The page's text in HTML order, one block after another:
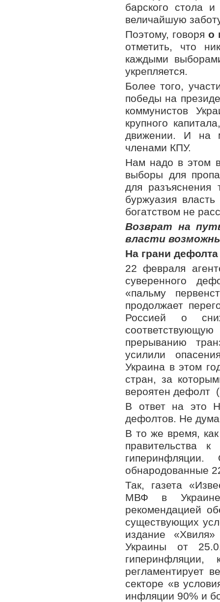
барского стола
величайшую
Поэтому, говоря о
отметить, что
каждыми
укрепляется.
Более того,
победы на
коммунистов
крупного
движении. И на
членами КПУ.
Нам надо в этом
выборы для
для разъяснения
буржуазия
богатством не
Возврат на
власти
На грани дефолта
22 февраля
суверенного
«пальму
продолжает
Россией о
прерыванию
усилили
Украина в этом
стран, за
вероятен дефолт
В ответ на это
дефолтов. Не
В то же время,
правительства
обнародованные
Так, газета
МВФ в
рекомендацией
существующих
издание «Хвиля»
Украины от
регламентирует
секторе «в
инфляции 90% и